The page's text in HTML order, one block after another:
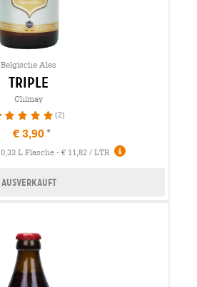
Belgische Ales
triple
Chimay
100% (2)
€ 3,90
0,33 L Flasche - € 11,82 / LTR
Ausverkauft